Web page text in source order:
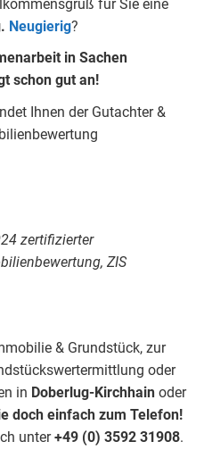
für Sie eine
Neugierig?
in Sachen
schon gut an!
Ihnen der Gutachter &
zertifizierter
ZIS
& Grundstück, zur
oder
in Doberlug-Kirchhain oder
doch einfach zum Telefon!
unter+49 (0) 3592 31908.